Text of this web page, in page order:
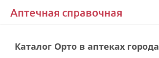
Аптечная справочная
Каталог Орто в аптеках